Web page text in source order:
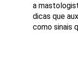
a
dicas que
como sinais